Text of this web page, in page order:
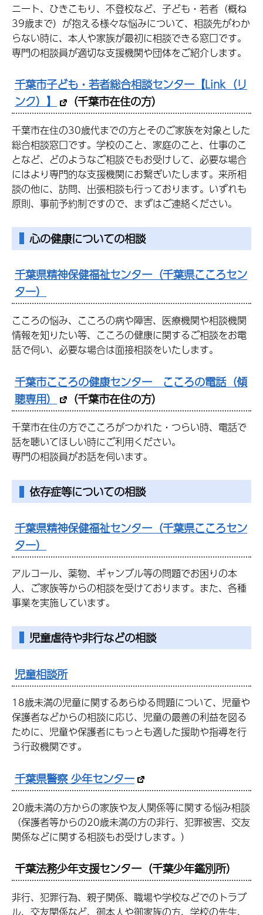
ニート、ひきこもり、不登校など、子ども・若者（概ね
39歳まで）が抱える様々な悩みについて、相談先がわか
らない時に、本人や家族が最初に相談できる窓口です。
専門の相談員が適切な支援機関や団体をご紹介します。
千葉市子ども・若者総合相談センター【Link（リ
ンク）】
（千葉市在住の方）
千葉市在住の30歳代までの方とそのご家族を対象とした
総合相談窓口です。学校のこと、家庭のこと、仕事のこ
となど、どのようなご相談でもお受けして、必要な場合
にはより専門的な支援機関にお繋ぎいたします。来所相
談の他に、訪問、出張相談も行っております。いずれも
原則、事前予約制ですので、まずはご連絡ください。
心の健康についての相談
千葉県精神保健福祉センター（千葉県こころセン
ター）
こころの悩み、こころの病や障害、医療機関や相談機関
情報を知りたい等、こころの健康に関するご相談をお電
話で伺い、必要な場合は面接相談をいたします。
千葉市こころの健康センター こころの電話（傾
聴専用）
（千葉市在住の方）
千葉市在住の方でこころがつかれた・つらい時、電話で
話を聴いてほしい時にご利用ください。
専門の相談員がお話を伺います。
依存症等についての相談
千葉県精神保健福祉センター（千葉県こころセン
ター）
アルコール、薬物、ギャンブル等の問題でお困りの本
人、ご家族等からの相談を受けております。また、各種
事業を実施しています。
児童虐待や非行などの相談
児童相談所
18歳未満の児童に関するあらゆる問題について、児童や
保護者などからの相談に応じ、児童の最善の利益を図る
ために、児童や保護者にもっとも適した援助や指導を行
う行政機関です。
千葉県警察 少年センター
20歳未満の方からの家族や友人関係等に関する悩み相談
（保護者等からの20歳未満の方の非行、犯罪被害、交友
関係などに関する相談もお受けします。）
千葉法務少年支援センター（千葉少年鑑別所）
非行、犯罪行為、親子関係、職場や学校などでのトラブ
ル、交友関係など、御本人や御家族の方、学校の先生、